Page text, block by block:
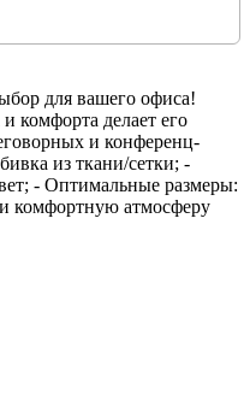
для вашего офиса!
комфорта делает его
и конференц-
из ткани/сетки; -
- Оптимальные размеры:
комфортную атмосферу